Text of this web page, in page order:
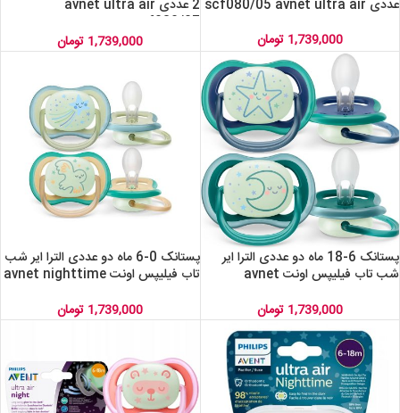
عددی scf080/05 avnet ultra air
1,739,000 تومان
2 عددی avnet ultra air
scf080/07
1,739,000 تومان
پستانک 6-18 ماه دو عددی الترا ایر
شب تاب فیلیپس اونت avnet
1,739,000 تومان
پستانک 0-6 ماه دو عددی الترا ایر شب
تاب فیلیپس اونت avnet nighttime
1,739,000 تومان